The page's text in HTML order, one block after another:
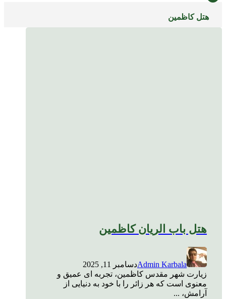
هتل کاظمین
هتل باب الریان کاظمین
Admin Karbalaدسامبر 11, 2025
زیارت شهر مقدس کاظمین، تجربه ای عمیق و
معنوی است که هر زائر را با خود به دنیایی از
آرامش، ...